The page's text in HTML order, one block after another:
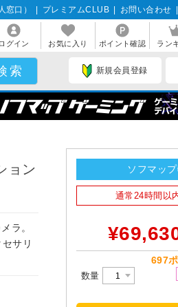
窓口） プレミアムCLUB お問い合わせ
ログイン お気に入り ポイント確認 ラン
新規会員登録
ョン
ラ。
サリ
ソフマッ
通常24時間以
697
数量